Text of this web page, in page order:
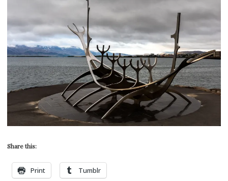
Share this:
Print Tumblr